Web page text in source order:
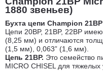
1880 звеньев)
Бухта цепи Champion
Цепи 20BP, 21BP, 22BP
(8,25 мм) и отличаются
(1,5 мм), 0,063” (1,6 мм).
Цепь 21BP. Это семейство
MICRO CHISEL для тяжелых